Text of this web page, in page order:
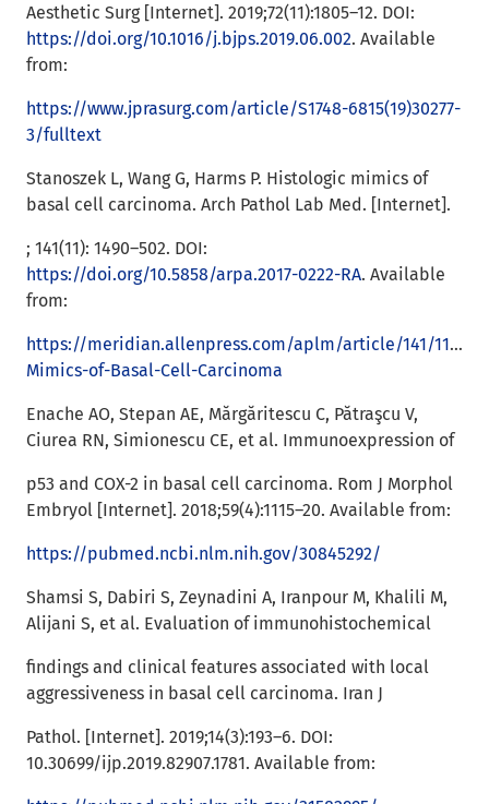
Aesthetic Surg [Internet]. 2019;72(11):1805–12. DOI:
https://doi.org/10.1016/j.bjps.2019.06.002. Available
from:
https://www.jprasurg.com/article/S1748-6815(19)30277-
3/fulltext
Stanoszek L, Wang G, Harms P. Histologic mimics of
basal cell carcinoma. Arch Pathol Lab Med. [Internet].
; 141(11): 1490–502. DOI:
https://doi.org/10.5858/arpa.2017-0222-RA. Available
from:
https://meridian.allenpress.com/aplm/article/141/11/
Mimics-of-Basal-Cell-Carcinoma
Enache AO, Stepan AE, Mărgăritescu C, Pătraşcu V,
Ciurea RN, Simionescu CE, et al. Immunoexpression of
p53 and COX-2 in basal cell carcinoma. Rom J Morphol
Embryol [Internet]. 2018;59(4):1115–20. Available from:
https://pubmed.ncbi.nlm.nih.gov/30845292/
Shamsi S, Dabiri S, Zeynadini A, Iranpour M, Khalili M,
Alijani S, et al. Evaluation of immunohistochemical
findings and clinical features associated with local
aggressiveness in basal cell carcinoma. Iran J
Pathol. [Internet]. 2019;14(3):193–6. DOI:
10.30699/ijp.2019.82907.1781. Available from: